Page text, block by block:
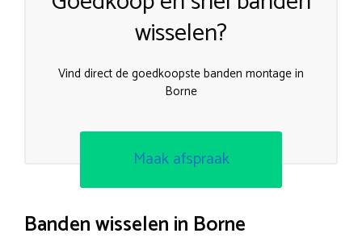
wisselen?
Vind direct de goedkoopste banden montage in
Borne
Maak afspraak
Banden wisselen in Borne